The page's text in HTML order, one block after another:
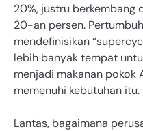
20%, justru berkembang
20-an persen.
mendefinisikan
lebih banyak tempat
menjadi makanan pokok
memenuhi kebutuhan itu.
Lantas, bagaimana